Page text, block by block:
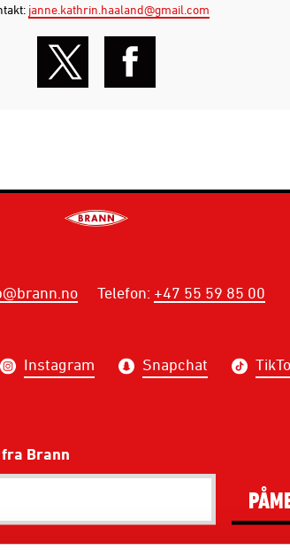
janne.kathrin.haaland@gmail.com
Telefon: +47 55 59 85 00
Instagram Snapchat
Brann